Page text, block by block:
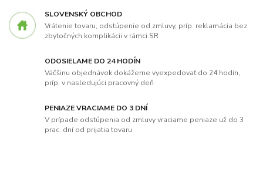
SLOVENSKÝ OBCHOD
Vrátenie tovaru, odstúpenie od zmluvy, príp. reklamácia bez
zbytočných komplikácii v rámci SR
ODOSIELAME DO 24 HODÍN
Väčšinu objednávok dokážeme vyexpedovať do 24 hodín,
príp. v nasledujúci pracovný deň
PENIAZE VRACIAME DO 3 DNÍ
V prípade odstúpenia od zmluvy vraciame peniaze už do 3
prac. dní od prijatia tovaru